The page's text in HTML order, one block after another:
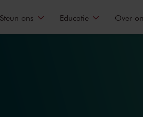
Steun ons Educatie Over